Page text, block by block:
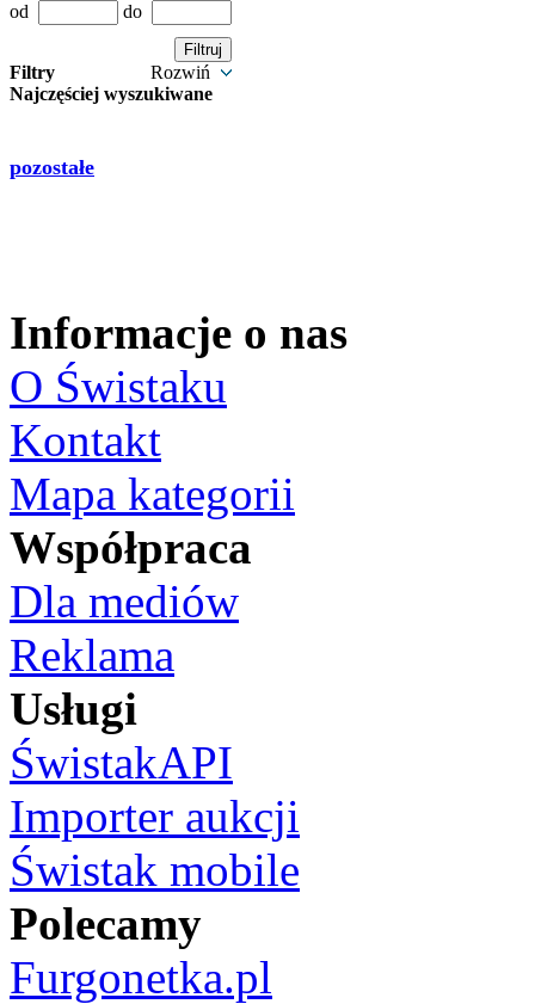
od
do
Filtry
Rozwiń
Najczęściej wyszukiwane
pozostałe
Informacje o nas
O Świstaku
Kontakt
Mapa kategorii
Współpraca
Dla mediów
Reklama
Usługi
ŚwistakAPI
Importer aukcji
Świstak mobile
Polecamy
Furgonetka.pl